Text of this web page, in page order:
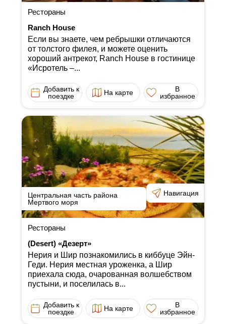
Рестораны
Ranch House
Если вы знаете, чем ребрышки отличаются
от толстого филея, и можете оценить
хороший антрекот, Ranch House в гостинице
«Исротель ‒...
Добавить к
поездке
На карте
В
избранное
Центральная часть района
Мертвого моря
Навигация
Рестораны
(Desert) «Дезерт»
Нерия и Шир познакомились в киббуце Эйн-
Геди. Нерия местная уроженка, а Шир
приехала сюда, очарованная волшебством
пустыни, и поселилась в...
Добавить к
поездке
На карте
В
избранное